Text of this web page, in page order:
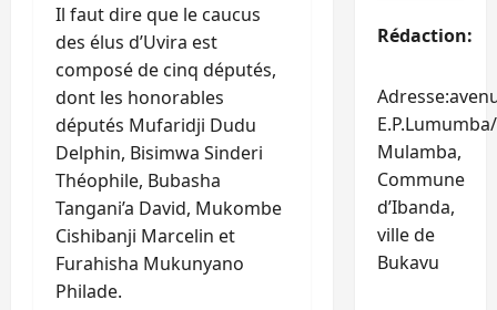
Il faut dire que le caucus
des élus d’Uvira est
composé de cinq députés,
dont les honorables
députés Mufaridji Dudu
Delphin, Bisimwa Sinderi
Théophile, Bubasha
Tangani’a David, Mukombe
Cishibanji Marcelin et
Furahisha Mukunyano
Philade.
Rédaction:
Mulamba,
Commune
d’Ibanda,
ville de
Bukavu